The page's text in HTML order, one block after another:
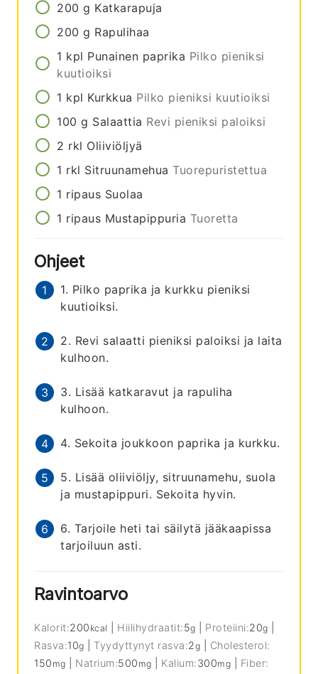
200 g Katkarapuja
200 g Rapulihaa
1 kpl Punainen paprika Pilko pieniksi
kuutioiksi
1 kpl Kurkkua Pilko pieniksi kuutioiksi
100 g Salaattia Revi pieniksi paloiksi
2 rkl Oliiviöljyä
1 rkl Sitruunamehua Tuorepuristettua
1 ripaus Suolaa
1 ripaus Mustapippuria Tuoretta
Ohjeet
1. Pilko paprika ja kurkku pieniksi
kuutioiksi.
2. Revi salaatti pieniksi paloiksi ja laita
kulhoon.
3. Lisää katkaravut ja rapuliha
kulhoon.
4. Sekoita joukkoon paprika ja kurkku.
5. Lisää oliiviöljy, sitruunamehu, suola
ja mustapippuri. Sekoita hyvin.
6. Tarjoile heti tai säilytä jääkaapissa
tarjoiluun asti.
Ravintoarvo
Kalorit:200 kcal Hiilihydraatit:5g Proteiini:20g
Rasva:10g Tyydyttynyt rasva:2g
Cholesterol:
150 mg Natrium:500 mg Kalium:300mg
Fiber: